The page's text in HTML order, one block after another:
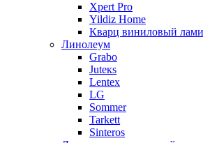
Xpert Pro
Yildiz Home
Кварц виниловый
Линолеум
Grabo
Juteкs
Lentex
LG
Sommer
Tarkett
Sinteros